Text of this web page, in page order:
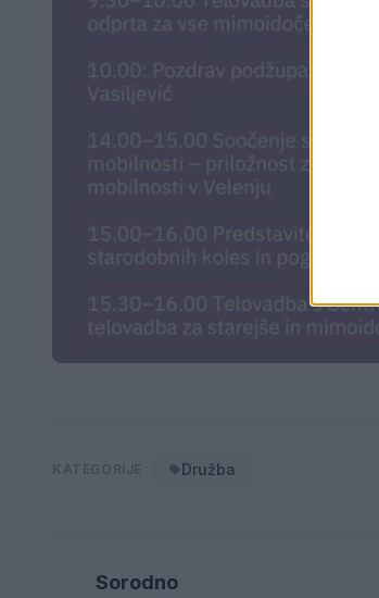
Družba
Sorodno